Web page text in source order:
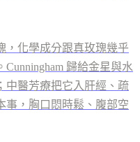
，化學成分跟真玫瑰幾乎
歸給金星與水
中醫芳療把它入肝經、疏
事，胸口悶時鬆、腹部空